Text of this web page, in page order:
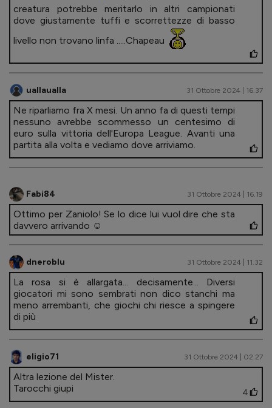
creatura potrebbe meritarlo in altri campionati
dove giustamente tuffi e scorrettezze di basso
livello non trovano linfa .....Chapeau
uallaualla 31 Ottobre 2024 | 16.37
Ne riparliamo fra X mesi. Un anno fa di questi tempi
nessuno avrebbe scommesso un centesimo di
euro sulla vittoria dell'Europa League. Avanti una
partita alla volta e vediamo dove arriviamo.
Fabi84 31 Ottobre 2024 | 16.19
Ottimo per Zaniolo! Se lo dice lui vuol dire che sta
davvero arrivando ☺️
dneroblu 31 Ottobre 2024 | 11.32
La rosa si è allargata... decisamente... Diversi
giocatori mi sono sembrati non dico stanchi ma
meno arrembanti, che giochi chi riesce a spingere
di più
eligio71 31 Ottobre 2024 | 02.27
Altra lezione del Mister.
Tarocchi giupi
4